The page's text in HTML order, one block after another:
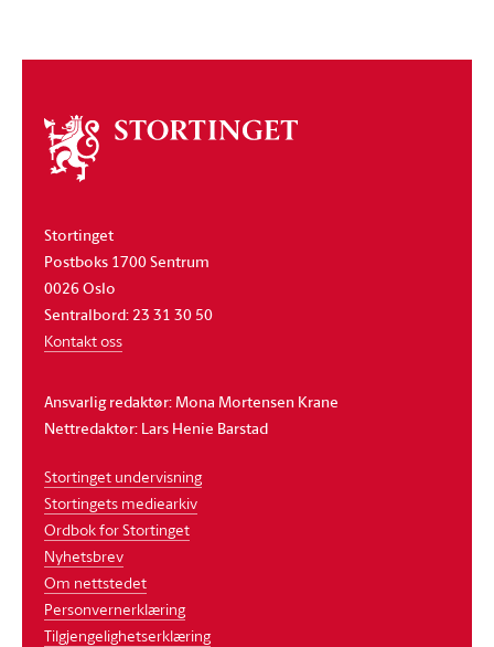
Om
stortinget
Stortinget
Postboks 1700 Sentrum
0026 Oslo
Sentralbord: 23 31 30 50
Kontakt oss
Ansvarlig redaktør: Mona Mortensen Krane
Nettredaktør: Lars Henie Barstad
Stortinget undervisning
Stortingets mediearkiv
Ordbok for Stortinget
Nyhetsbrev
Om nettstedet
Personvernerklæring
Tilgjengelighetserklæring